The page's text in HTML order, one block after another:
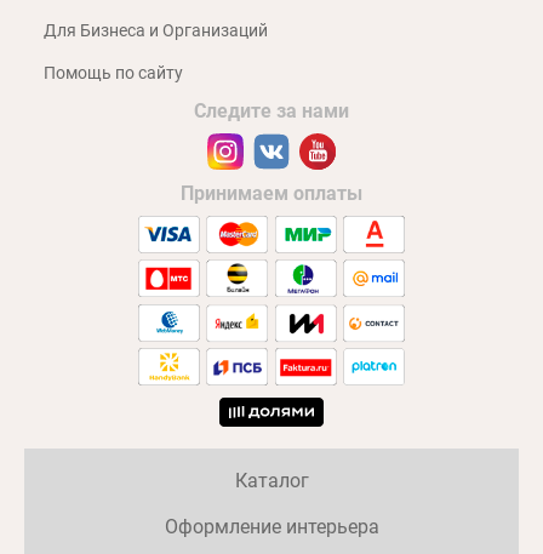
Для Бизнеса и Организаций
Помощь по сайту
Следите за нами
Принимаем оплаты
Каталог
Оформление интерьера